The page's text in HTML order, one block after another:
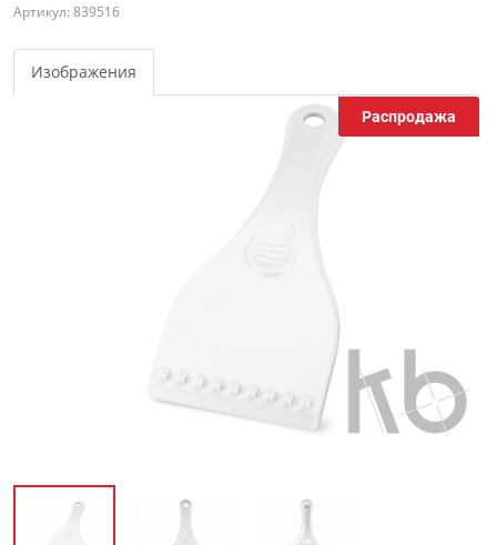
Артикул: 839516
Изображения
Распродажа